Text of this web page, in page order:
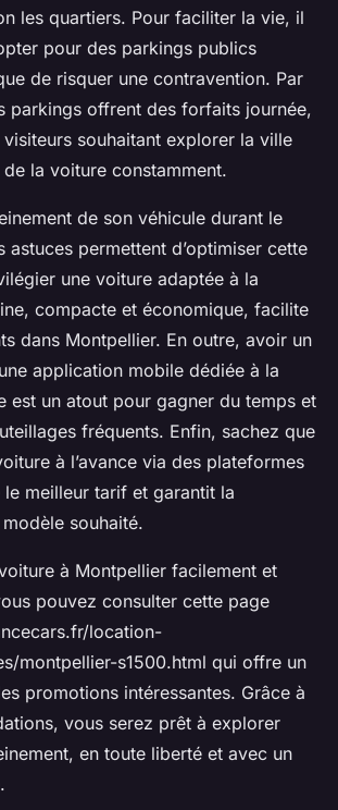
les quartiers. Pour faciliter la vie, il
pour des parkings publics
de risquer une contravention. Par
parkings offrent des forfaits journée,
souhaitant explorer la ville
la voiture constamment.
de son véhicule durant le
astuces permettent d’optimiser cette
une voiture adaptée à la
compacte et économique, facilite
dans Montpellier. En outre, avoir un
application mobile dédiée à la
est un atout pour gagner du temps et
fréquents. Enfin, sachez que
à l’avance via des plateformes
meilleur tarif et garantit la
souhaité.
à Montpellier facilement et
pouvez consulter cette page
location-
montpellier-s1500.html qui offre un
promotions intéressantes. Grâce à
vous serez prêt à explorer
en toute liberté et avec un